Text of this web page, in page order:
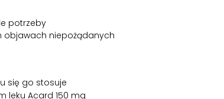
potrzeby
objawach niepożądanych
się go stosuje
leku Acard 150 mg